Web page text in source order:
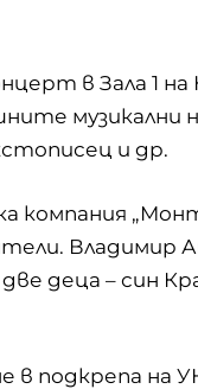
в Зала 1 на
музикални
и др.
компания
Владимир
деца – син
в подкрепа на